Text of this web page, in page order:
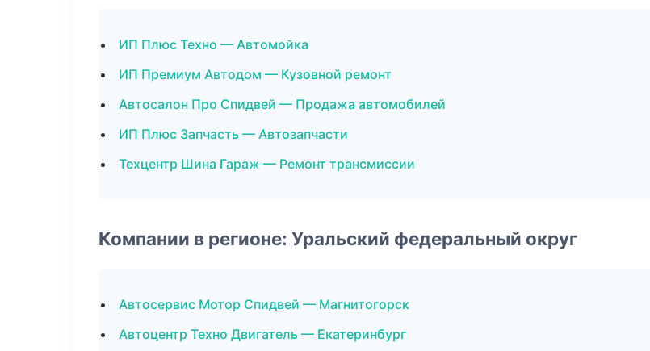
ИП Плюс Техно — Автомойка
ИП Премиум Автодом — Кузовной ремонт
Автосалон Про Спидвей — Продажа автомобилей
ИП Плюс Запчасть — Автозапчасти
Техцентр Шина Гараж — Ремонт трансмиссии
Компании в регионе: Уральский федеральный округ
Автосервис Мотор Спидвей — Магнитогорск
Автоцентр Техно Двигатель — Екатеринбург